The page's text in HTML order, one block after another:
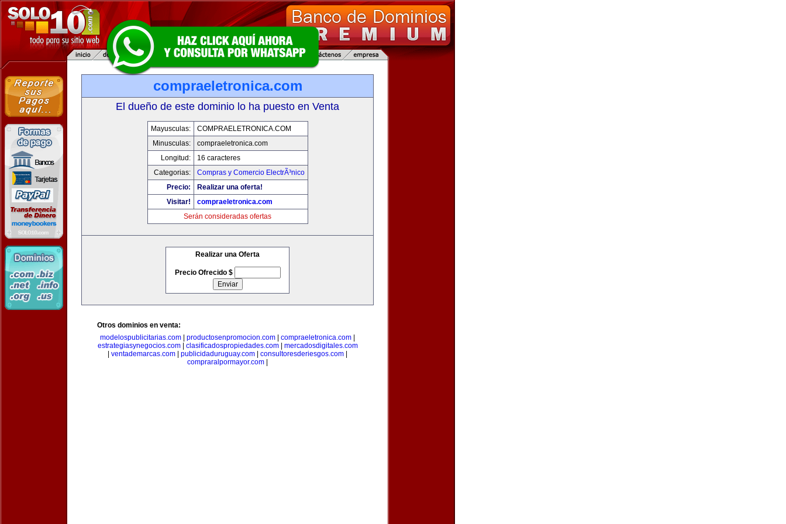
compraeletronica.com
El dueño de este dominio lo ha puesto en Venta
Mayusculas:
COMPRAELETRONICA.COM
Minusculas:
compraeletronica.com
Longitud:
16 caracteres
Categorias:
Compras y Comercio ElectrÃ³nico
Precio:
Realizar una oferta!
Visitar!
compraeletronica.com
Serán consideradas ofertas
Realizar una Oferta
Precio Ofrecido $
Otros dominios en venta:
modelospublicitarias.com
productosenpromocion.com compraeletronica.com
estrategiasynegocios.com| clasificadospropiedades.com| mercadosdigitales.com
ventademarcas.com publicidaduruguay.com consultoresderiesgos.com
compraralpormayor.com